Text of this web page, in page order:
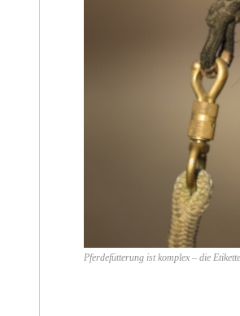
Pferdefütterung ist komplex – die